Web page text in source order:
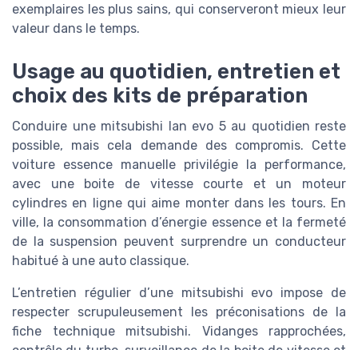
exemplaires les plus sains, qui conserveront mieux leur
valeur dans le temps.
Usage au quotidien, entretien et
choix des kits de préparation
Conduire une mitsubishi lan evo 5 au quotidien reste
possible, mais cela demande des compromis. Cette
voiture essence manuelle privilégie la performance,
avec une boite de vitesse courte et un moteur
cylindres en ligne qui aime monter dans les tours. En
ville, la consommation d’énergie essence et la fermeté
de la suspension peuvent surprendre un conducteur
habitué à une auto classique.
L’entretien régulier d’une mitsubishi evo impose de
respecter scrupuleusement les préconisations de la
fiche technique mitsubishi. Vidanges rapprochées,